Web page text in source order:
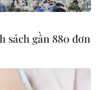
sách gần 880 đơn